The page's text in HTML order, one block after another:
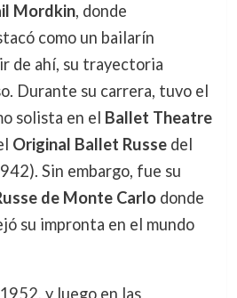
Mordkin, donde
como un bailarín
de ahí, su trayectoria
Durante su carrera, tuvo el
solista en el Ballet Theatre
Original Ballet Russedel
Sin embargo, fue su
de Monte Carlodonde
su impronta en el mundo
y luego en las